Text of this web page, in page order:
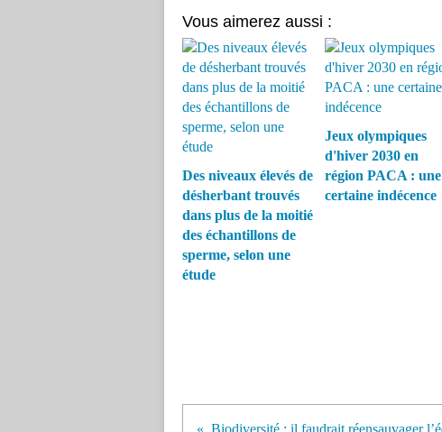
Vous aimerez aussi :
Des niveaux élevés de
désherbant trouvés
dans plus de la moitié
des échantillons de
sperme, selon une
étude
Jeux olympiques
d'hiver 2030 en
région PACA : une
certaine indécence